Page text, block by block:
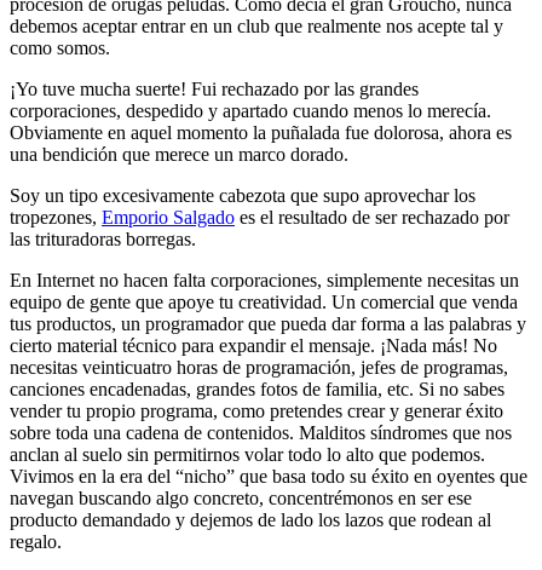
debemos aceptar entrar en un club que realmente nos acepte tal y
como somos.
¡Yo tuve mucha suerte! Fui rechazado por las grandes
corporaciones, despedido y apartado cuando menos lo merecía.
Obviamente en aquel momento la puñalada fue dolorosa, ahora es
una bendición que merece un marco dorado.
Soy un tipo excesivamente cabezota que supo aprovechar los
tropezones, Emporio Salgado es el resultado de ser rechazado por
las trituradoras borregas.
En Internet no hacen falta corporaciones, simplemente necesitas un
equipo de gente que apoye tu creatividad. Un comercial que venda
tus productos, un programador que pueda dar forma a las palabras y
cierto material técnico para expandir el mensaje. ¡Nada más! No
necesitas veinticuatro horas de programación, jefes de programas,
canciones encadenadas, grandes fotos de familia, etc. Si no sabes
vender tu propio programa, como pretendes crear y generar éxito
sobre toda una cadena de contenidos. Malditos síndromes que nos
anclan al suelo sin permitirnos volar todo lo alto que podemos.
Vivimos en la era del “nicho” que basa todo su éxito en oyentes que
navegan buscando algo concreto, concentrémonos en ser ese
producto demandado y dejemos de lado los lazos que rodean al
regalo.